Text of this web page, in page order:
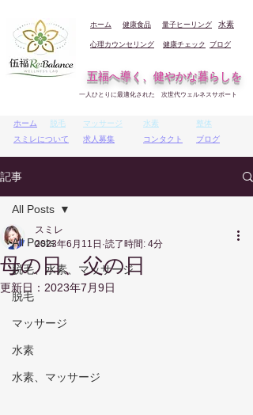
ホーム 健康食品 量子ヒーリング 水素
心理カウンセリング 健康チェック ブログ
五福へ導く、健やかな暮らしを
一人ひとりに最適化された 次世代ウェルネスサポート
ホーム
脱毛
スミレについて
マッサージ
求人募集
水素
コンタクト
整体
ブログ
記事
All Posts
脱毛、水素、マッサージ
脱毛
マッサージ
水素
水素、マッサージ
All Posts
母の日、父の日
スミレ
2023年6月11日 読了時間: 4分
更新日： 2023年7月9日